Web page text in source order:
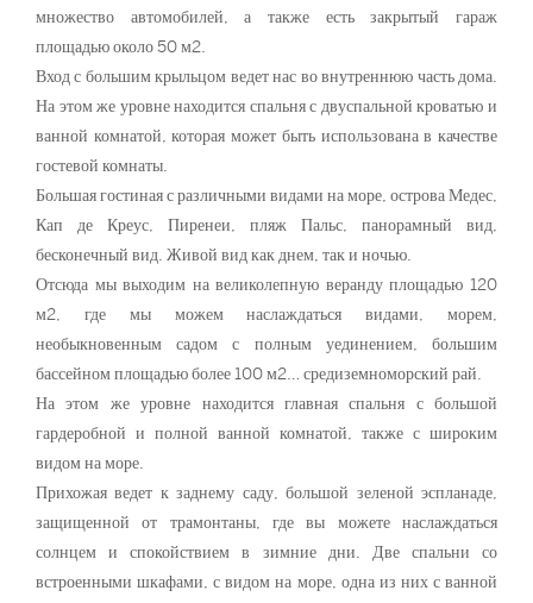
множество автомобилей, а также есть закрытый гараж
площадью около 50 м2.
Вход с большим крыльцом ведет нас во внутреннюю часть дома.
На этом же уровне находится спальня с двуспальной кроватью и
ванной комнатой, которая может быть использована в качестве
гостевой комнаты.
Большая гостиная с различными видами на море, острова Медес,
Кап де Креус, Пиренеи, пляж Пальс, панорамный вид,
бесконечный вид. Живой вид как днем, так и ночью.
Отсюда мы выходим на великолепную веранду площадью 120
м2, где мы можем наслаждаться видами, морем,
необыкновенным садом с полным уединением, большим
бассейном площадью более 100 м2… средиземноморский рай.
На этом же уровне находится главная спальня с большой
гардеробной и полной ванной комнатой, также с широким
видом на море.
Прихожая ведет к заднему саду, большой зеленой эспланаде,
защищенной от трамонтаны, где вы можете наслаждаться
солнцем и спокойствием в зимние дни. Две спальни со
встроенными шкафами, с видом на море, одна из них с ванной